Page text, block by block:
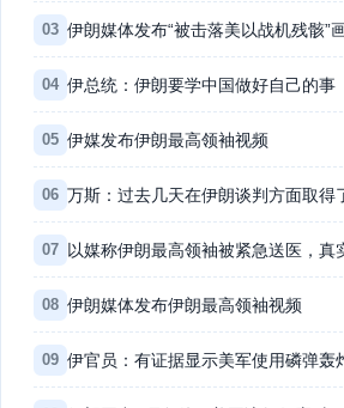
03 伊朗媒体发布“被击落美以战机残骸”
04 伊总统：伊朗要学中国做好自己的事
05 伊媒发布伊朗最高领袖视频
06
07
08 伊朗媒体发布伊朗最高领袖视频
09